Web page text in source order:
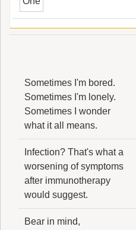
Sometimes I'm bored.
Sometimes I'm lonely.
Sometimes I wonder
what it all means.
Infection? That's what a
worsening of symptoms
after immunotherapy
would suggest.
Bear in mind,